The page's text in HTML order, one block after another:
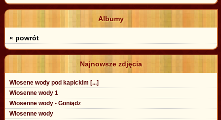
Albumy
« powrót
Najnowsze zdjęcia
Wiosene wody pod kapickim [...]
Wiosenne wody 1
Wiosenne wody - Goniądz
Wiosenne wody